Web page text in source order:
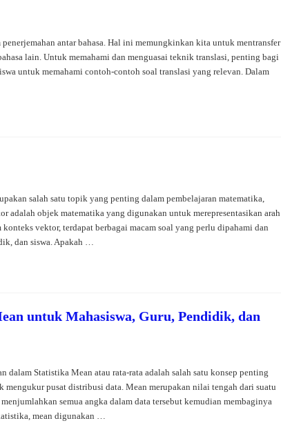
antar bahasa. Hal ini memungkinkan kita untuk mentransfer
lain. Untuk memahami dan menguasai teknik translasi, penting bagi
untuk memahami contoh-contoh soal translasi yang relevan. Dalam
salah satu topik yang penting dalam pembelajaran matematika,
adalah objek matematika yang digunakan untuk merepresentasikan arah
konteks vektor, terdapat berbagai macam soal yang perlu dipahami dan
dan siswa. Apakah …
untuk Mahasiswa, Guru, Pendidik, dan
dalam Statistika Mean atau rata-rata adalah salah satu konsep penting
pusat distribusi data. Mean merupakan nilai tengah dari suatu
semua angka dalam data tersebut kemudian membaginya
mean digunakan …